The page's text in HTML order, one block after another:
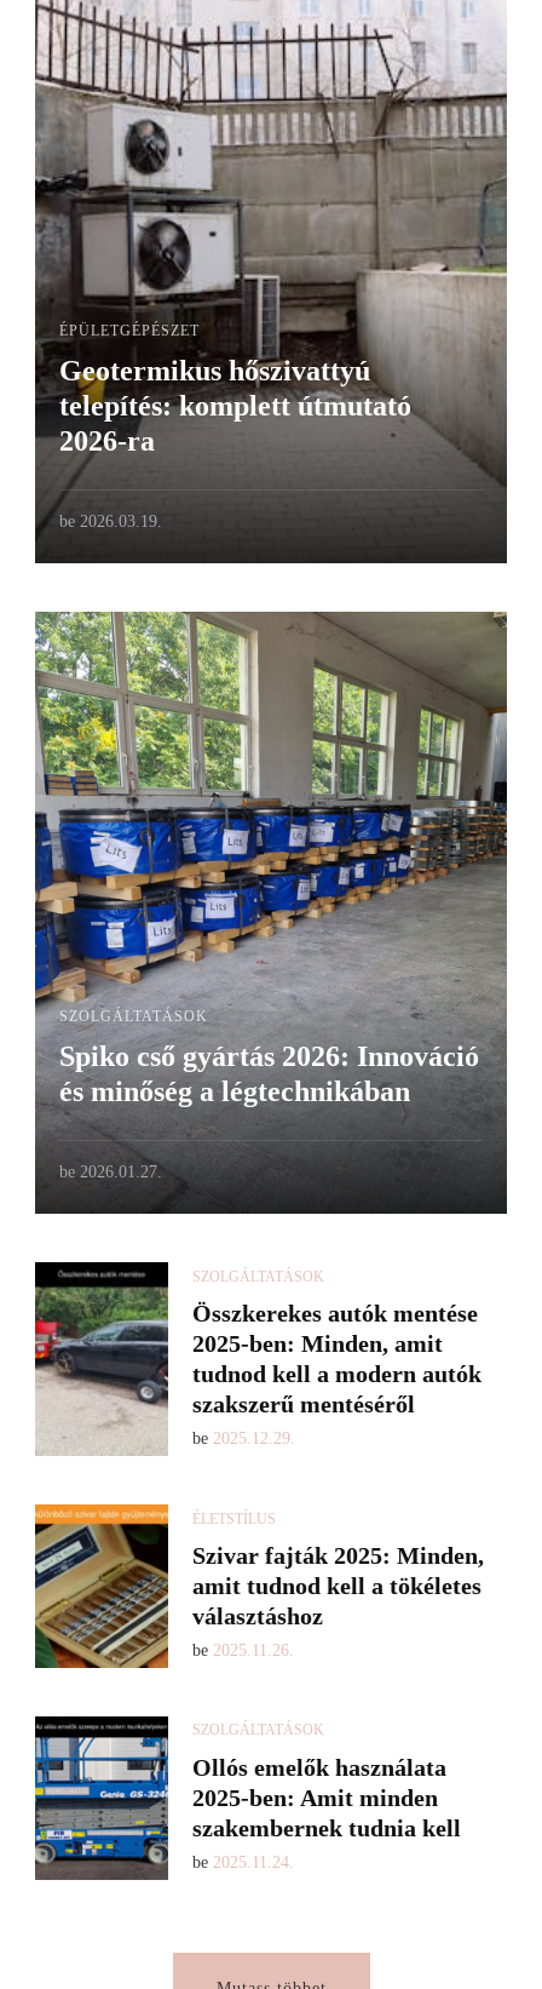
ÉPÜLETGÉPÉSZET
Geotermikus hőszivattyú
telepítés: komplett útmutató
2026-ra
be 2026.03.19.
SZOLGÁLTATÁSOK
Spiko cső gyártás 2026: Innováció
és minőség a légtechnikában
be 2026.01.27.
SZOLGÁLTATÁSOK
Összkerekes autók mentése
2025-ben: Minden, amit
tudnod kell a modern autók
szakszerű mentéséről
be 2025.12.29.
ÉLETSTÍLUS
Szivar fajták 2025: Minden,
amit tudnod kell a tökéletes
választáshoz
be 2025.11.26.
SZOLGÁLTATÁSOK
Ollós emelők használata
2025-ben: Amit minden
szakembernek tudnia kell
be 2025.11.24.